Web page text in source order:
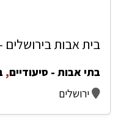
בית אבות בירושלים
בתי אבות - סיעודיים,
ירושלים